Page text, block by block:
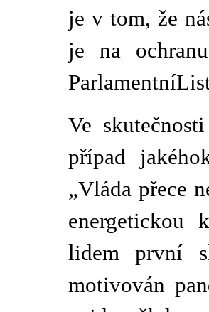
je v tom, že
je na
Ve
případ
„Vláda přece
energetickou
lidem první
motivován